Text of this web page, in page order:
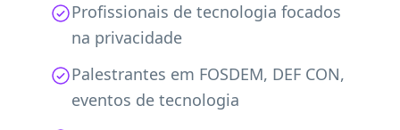
Profissionais de tecnologia focados
na privacidade
Palestrantes em FOSDEM, DEF CON,
eventos de tecnologia